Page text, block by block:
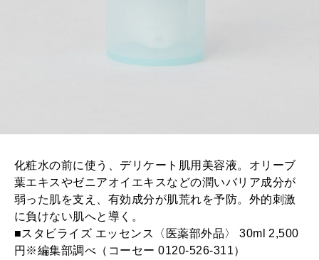
化粧水の前に使う、デリケート肌用美容液。オリーブ
葉エキスやゼニアオイエキスなどの潤いバリア成分が
弱った肌を支え、有効成分が肌荒れを予防。外的刺激
に負けない肌へと導く。
■スタビライズ エッセンス〈医薬部外品〉 30ml 2,500
円※編集部調べ（コーセー 0120-526-311）